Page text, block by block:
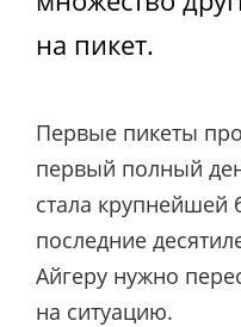
на пикет.
Первые пикеты
первый полный
стала крупнейшей
последние
Айгеру нужно
на ситуацию.